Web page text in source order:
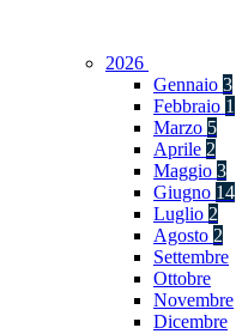
2026
Gennaio 3
Febbraio 1
Marzo 5
Aprile 2
Maggio 3
Giugno 14
Luglio 2
Agosto 2
Settembre
Ottobre
Novembre
Dicembre